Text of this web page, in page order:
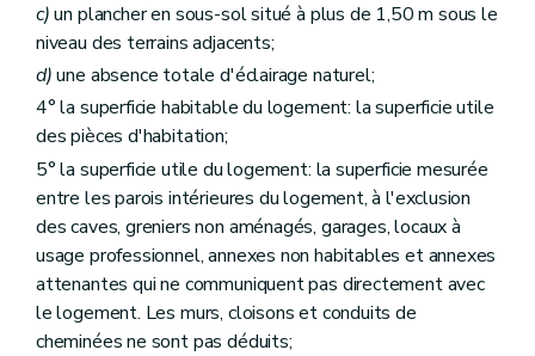
c)un plancher en sous-sol situé à plus de 1,50 m sous le
niveau des terrains adjacents;
d)une absence totale d'éclairage naturel;
4° la superficie habitable du logement: la superficie utile
des pièces d'habitation;
5° la superficie utile du logement: la superficie mesurée
entre les parois intérieures du logement, à l'exclusion
des caves, greniers non aménagés, garages, locaux à
usage professionnel, annexes non habitables et annexes
attenantes qui ne communiquent pas directement avec
le logement. Les murs, cloisons et conduits de
cheminées ne sont pas déduits;